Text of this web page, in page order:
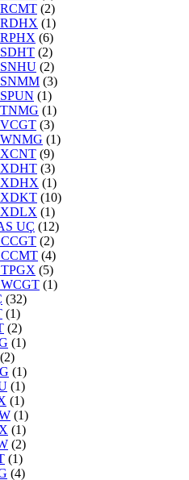
(2)
(1)
(6)
(2)
(2)
(3)
(1)
(1)
(3)
(1)
(9)
(3)
(1)
(10)
(1)
UÇ (12)
(2)
(4)
(5)
(1)
(32)
(1)
(2)
(1)
(2)
(1)
(1)
(1)
(1)
(1)
(2)
(1)
(4)